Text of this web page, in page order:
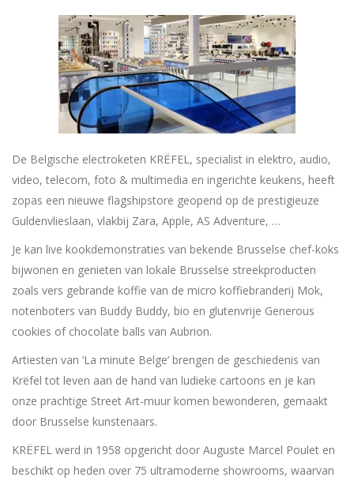
De Belgische electroketen KRËFEL, specialist in elektro, audio,
video, telecom, foto & multimedia en ingerichte keukens, heeft
zopas een nieuwe flagshipstore geopend op de prestigieuze
Guldenvlieslaan, vlakbij Zara, Apple, AS Adventure, …
Je kan live kookdemonstraties van bekende Brusselse chef-koks
bijwonen en genieten van lokale Brusselse streekproducten
zoals vers gebrande koffie van de micro koffiebranderij Mok,
notenboters van Buddy Buddy, bio en glutenvrije Generous
cookies of chocolate balls van Aubrion.
Artiesten van ‘La minute Belge’ brengen de geschiedenis van
Krëfel tot leven aan de hand van ludieke cartoons en je kan
onze prachtige Street Art-muur komen bewonderen, gemaakt
door Brusselse kunstenaars.
KRËFEL werd in 1958 opgericht door Auguste Marcel Poulet en
beschikt op heden over 75 ultramoderne showrooms, waarvan